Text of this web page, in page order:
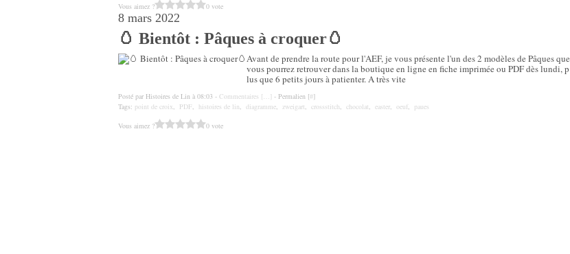
Vous aimez ?
0 vote
8 mars 2022
🥚 Bientôt : Pâques à croquer🥚
Avant de prendre la route pour l'AEF, je vous présente l'un des 2 modèles de Pâques que
vous pourrez retrouver dans la boutique en ligne en fiche imprimée ou PDF dès lundi, p
lus que 6 petits jours à patienter. A très vite
Posté par Histoires de Lin à 08:03 - Commentaires [… - Permalien [#]
Tags: point de croix, PDF, histoires de lin, diagramme, zweigart, crossstitch, chocolat, easter, oeuf, paues
Vous aimez ?
0 vote